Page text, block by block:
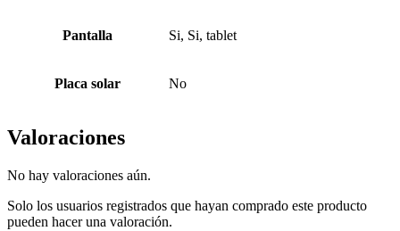
Pantalla Si, Si, tablet
Placa solar No
Valoraciones
No hay valoraciones aún.
Solo los usuarios registrados que hayan comprado este producto
pueden hacer una valoración.